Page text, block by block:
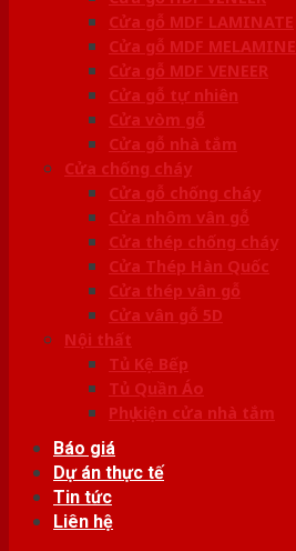
Cửa gỗ MDF LAMINATE
Cửa gỗ MDF MELAMINE
Cửa gỗ MDF VENEER
Cửa gỗ tự nhiên
Cửa vòm gỗ
Cửa gỗ nhà tắm
Cửa chống cháy
Cửa gỗ chống cháy
Cửa nhôm vân gỗ
Cửa thép chống cháy
Cửa Thép Hàn Quốc
Cửa thép vân gỗ
Cửa vân gỗ 5D
Nội thất
Tủ Kệ Bếp
Tủ Quần Áo
Phụ kiện cửa nhà tắm
Báo giá
Dự án thực tế
Tin tức
Liên hệ